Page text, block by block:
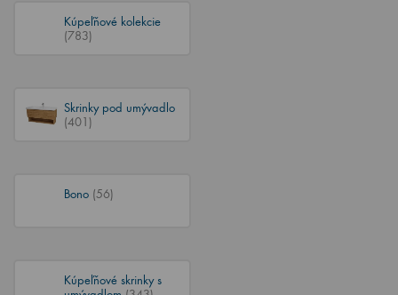
Kúpeľňové kolekcie
(783)
Skrinky pod umývadlo
(401)
Bono (56)
Kúpeľňové skrinky s